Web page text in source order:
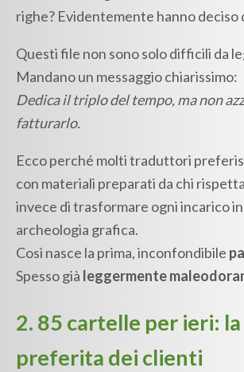
righe? Evidentemente hanno deciso
Questi file non sono solo difficili da
Mandano un messaggio chiarissimo:
Dedica il triplo del tempo, ma non
fatturarlo.
Ecco perché molti traduttori
con materiali preparati da chi
invece di trasformare ogni incarico
archeologia grafica.
Così nasce la prima, inconfondibile
Spesso già leggermente
2. 85 cartelle per ieri:
preferita dei clienti